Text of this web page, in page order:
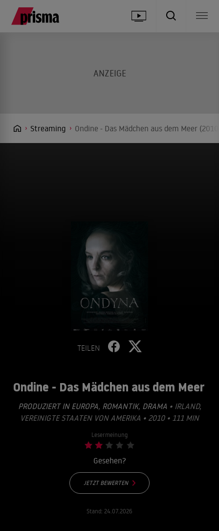
Streaming Ondine - Das Mädchen aus dem Meer
TEILEN
Ondine - Das Mädchen aus dem Meer
PRODUZIERT IN EUROPA, ROMANTIK, DRAMA • IRLAND,
VEREINIGTE STAATEN VON AMERIKA • 2010 • 111 MIN
Lesermeinung
Gesehen?
JETZT BEWERTEN
Stand: 24.07.2026